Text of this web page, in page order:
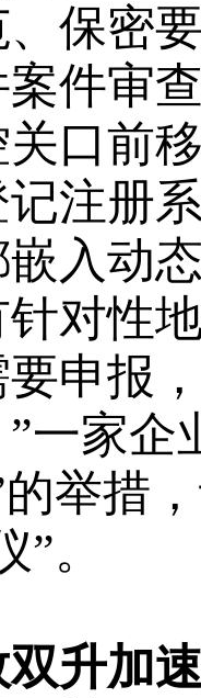
保密
件审
前移
注册
入动
对性
申报
一家企
的举措
。
升加